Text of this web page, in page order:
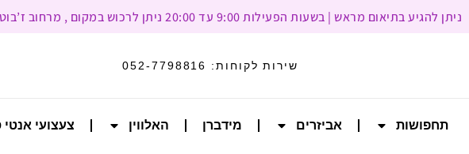
ניתן להגיע בתיאום מראש | בשעות הפעילות 9:00 עד 20:00 ניתן לרכוש במקום , מרחוב ז’בוטינסקי 93, רמת גן
שירות לקוחות: 052-7798816
תחפושות אביזרים מידברן האלווין צעצועי